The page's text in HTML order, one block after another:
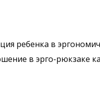
ребенка в
в эрго-рюкзаке